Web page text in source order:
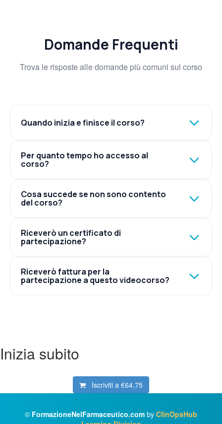
Domande Frequenti
Trova le risposte alle domande più comuni sul corso
Quando inizia e finisce il corso?
Per quanto tempo ho accesso al
corso?
Cosa succede se non sono contento
del corso?
Riceverò un certificato di
partecipazione?
Riceverò fattura per la
partecipazione a questo videocorso?
Inizia subito
Iscriviti a €64,75
© FormazioneNelFarmaceutico.com by ClinOpsHub